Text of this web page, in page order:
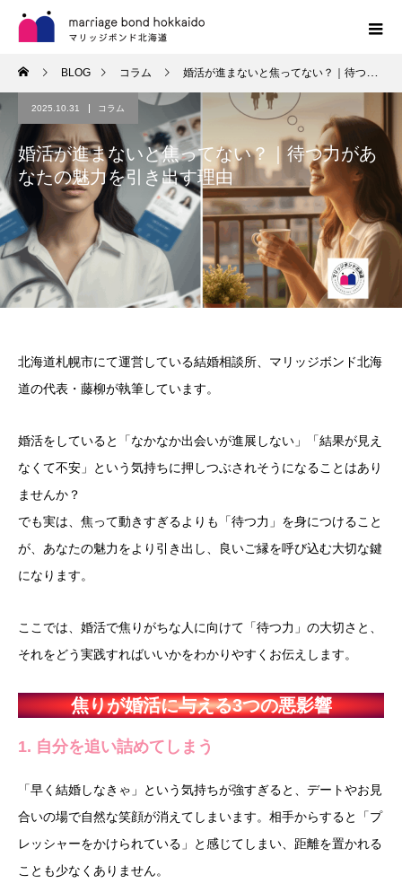
BLOG コラム 婚活が進まないと焦ってない？｜待つ力があなたの魅力を引き出す理由
2025.10.31 コラム
婚活が進まないと焦ってない？｜待つ力があ
なたの魅力を引き出す理由
北海道札幌市にて運営している結婚相談所、マリッジボンド北海
道の代表・藤柳が執筆しています。
婚活をしていると「なかなか出会いが進展しない」「結果が見え
なくて不安」という気持ちに押しつぶされそうになることはあり
ませんか？
でも実は、焦って動きすぎるよりも「待つ力」を身につけること
が、あなたの魅力をより引き出し、良いご縁を呼び込む大切な鍵
になります。
ここでは、婚活で焦りがちな人に向けて「待つ力」の大切さと、
それをどう実践すればいいかをわかりやすくお伝えします。
焦りが婚活に与える3つの悪影響
1. 自分を追い詰めてしまう
「早く結婚しなきゃ」という気持ちが強すぎると、デートやお見
合いの場で自然な笑顔が消えてしまいます。相手からすると「プ
レッシャーをかけられている」と感じてしまい、距離を置かれる
ことも少なくありません。